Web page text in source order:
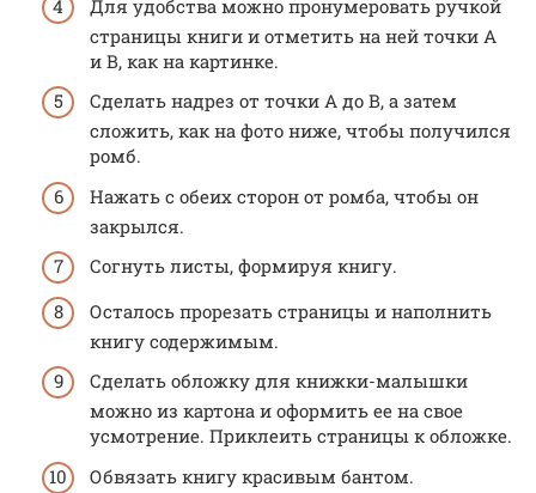
Для удобства можно пронумеровать ручкой
страницы книги и отметить на ней точки А
и В, как на картинке.
Сделать надрез от точки А до В, а затем
сложить, как на фото ниже, чтобы получился
ромб.
Нажать с обеих сторон от ромба, чтобы он
закрылся.
Согнуть листы, формируя книгу.
Осталось прорезать страницы и наполнить
книгу содержимым.
Сделать обложку для книжки-малышки
можно из картона и оформить ее на свое
усмотрение. Приклеить страницы к обложке.
Обвязать книгу красивым бантом.